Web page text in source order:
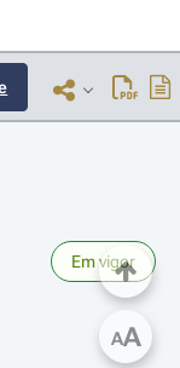
Em vigor
AA